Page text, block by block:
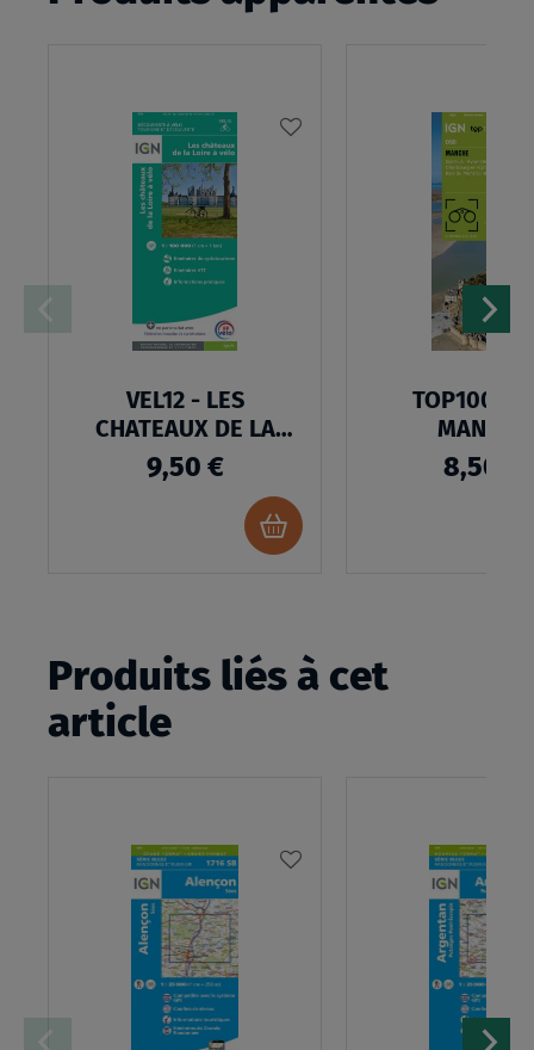
VEL12 - LES
CHATEAUX DE LA
LOIRE A VELO
9,50 €
Ajouter
au
MANCHE
8,50 €
Produits liés à cet
article